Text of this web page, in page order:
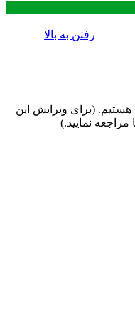
رفتن به بالا
شما هستیم. (برای ویرایش این
نمایید.)